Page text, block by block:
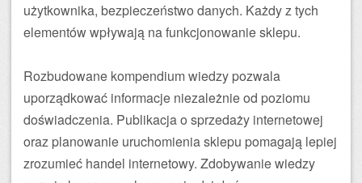
użytkownika, bezpieczeństwo danych. Każdy z tych
elementów wpływają na funkcjonowanie sklepu.
Rozbudowane kompendium wiedzy pozwala
uporządkować informacje niezależnie od poziomu
doświadczenia. Publikacja o sprzedaży internetowej
oraz planowanie uruchomienia sklepu pomagają lepiej
zrozumieć handel internetowy. Zdobywanie wiedzy